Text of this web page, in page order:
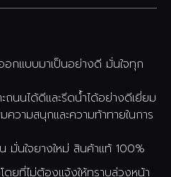
อกแบบมาเป็นอย่างดี มั่นใจทุก
ถนนได้ดีและรีดน้ำได้อย่างดีเยี่ยม
วามสนุกและความท้าทายในการ
มั่นใจยางใหม่ สินค้าแท้ 100%
ดยที่ไม่ต้องแจ้งให้ทราบล่วงหน้า